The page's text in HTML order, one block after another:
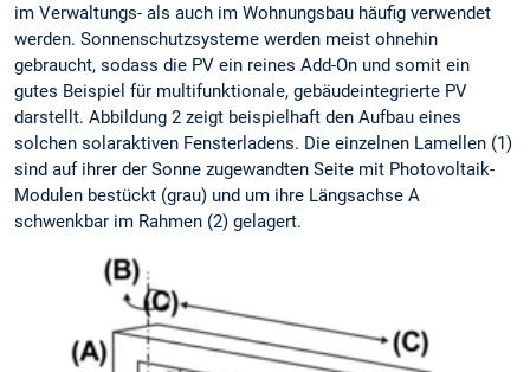
im Verwaltungs- als auch im Wohnungsbau häufig verwendet
werden. Sonnenschutzsysteme werden meist ohnehin
gebraucht, sodass die PV ein reines Add-On und somit ein
gutes Beispiel für multifunktionale, gebäudeintegrierte PV
darstellt. Abbildung 2 zeigt beispielhaft den Aufbau eines
solchen solaraktiven Fensterladens. Die einzelnen Lamellen (1)
sind auf ihrer der Sonne zugewandten Seite mit Photovoltaik-
Modulen bestückt (grau) und um ihre Längsachse A
schwenkbar im Rahmen (2) gelagert.